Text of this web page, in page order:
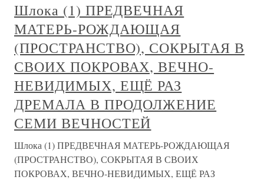
Шлока (1) ПРЕДВЕЧНАЯ
МАТЕРЬ-РОЖДАЮЩАЯ
(ПРОСТРАНСТВО), СОКРЫТАЯ В
СВОИХ ПОКРОВАХ, ВЕЧНО-
НЕВИДИМЫХ, ЕЩЁ РАЗ
ДРЕМАЛА В ПРОДОЛЖЕНИЕ
СЕМИ ВЕЧНОСТЕЙ
Шлока (1) ПРЕДВЕЧНАЯ МАТЕРЬ-РОЖДАЮЩАЯ
(ПРОСТРАНСТВО), СОКРЫТАЯ В СВОИХ
ПОКРОВАХ, ВЕЧНО-НЕВИДИМЫХ, ЕЩЁ РАЗ